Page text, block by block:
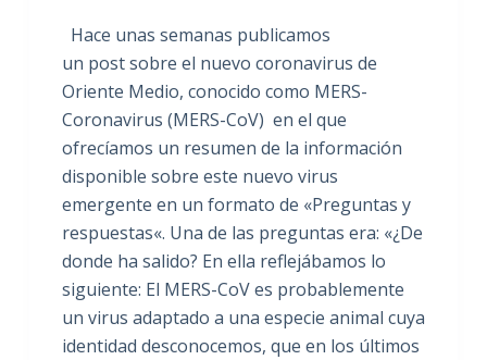
Hace unas semanas publicamos
un post sobre el nuevo coronavirus de
Oriente Medio, conocido como MERS-
Coronavirus (MERS-CoV) en el que
ofrecíamos un resumen de la información
disponible sobre este nuevo virus
emergente en un formato de «Preguntas y
respuestas«. Una de las preguntas era: «¿De
donde ha salido? En ella reflejábamos lo
siguiente: El MERS-CoV es probablemente
un virus adaptado a una especie animal cuya
identidad desconocemos, que en los últimos